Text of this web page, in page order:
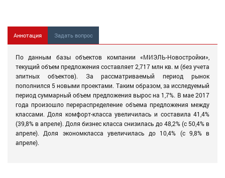
Аннотация Задать вопрос
По данным базы объектов компании «МИЭЛЬ-Новостройки»,
текущий объем предложения составляет 2,717 млн кв. м (без учета
элитных объектов). За рассматриваемый период рынок
пополнился 5 новыми проектами. Таким образом, за исследуемый
период суммарный объем предложения вырос на 1,7%. В мае 2017
года произошло перераспределение объема предложения между
классами. Доля комфорт-класса увеличилась и составила 41,4%
(39,8% в апреле). Доля бизнес класса снизилась до 48,2% (с 50,4% в
апреле). Доля экономкласса увеличилась до 10,4% (с 9,8% в
апреле).